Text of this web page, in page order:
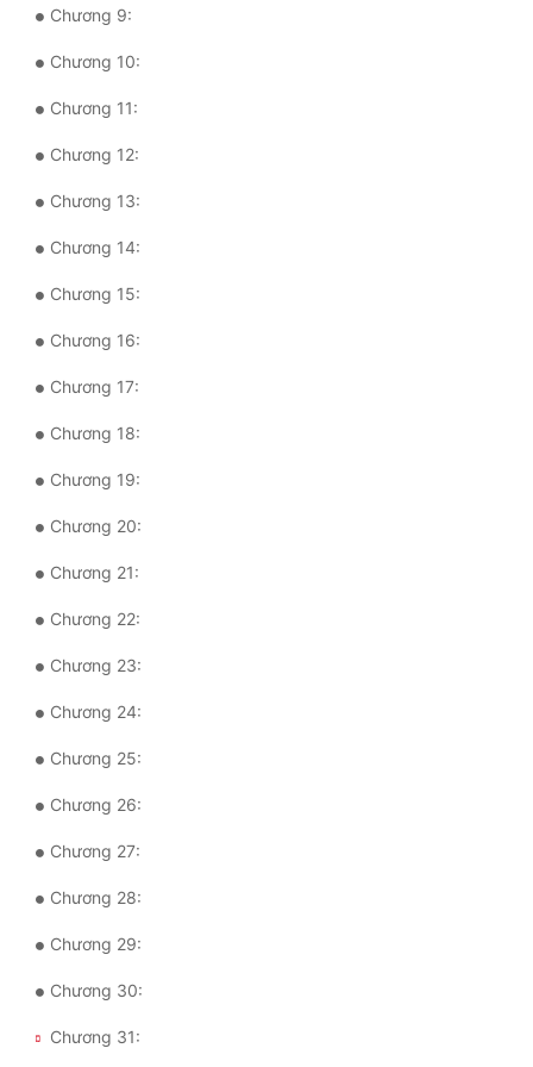
Tu Chân
Tu Tiên
Chương 9:
Chương 10:
Chương 11:
Chương 12:
Chương 13:
Chương 14:
Chương 15:
Chương 16:
Chương 17:
Chương 18:
Chương 19:
Chương 20:
Chương 21:
Chương 22:
Chương 23:
Chương 24:
Chương 25:
Chương 26:
Chương 27:
Chương 28:
Chương 29:
Chương 30:
Chương 31: